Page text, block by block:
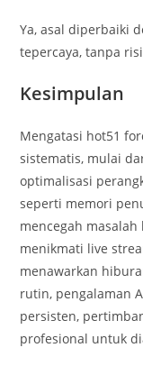
Ya, asal diperbaiki
tepercaya, tanpa
Kesimpulan
Mengatasi hot51
sistematis, mulai
optimalisasi
seperti memori
mencegah
menikmati live
menawarkan
rutin, pengalaman
persisten,
profesional untuk